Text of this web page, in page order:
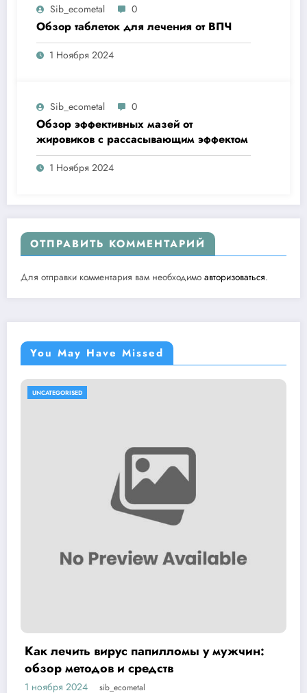
Sib_ecometal 0
Обзор таблеток для лечения от ВПЧ
1 Ноября 2024
Sib_ecometal 0
Обзор эффективных мазей от
жировиков с рассасывающим эффектом
1 Ноября 2024
ОТПРАВИТЬ КОММЕНТАРИЙ
Для отправки комментария вам необходимо авторизоваться.
You May Have Missed
мужчин:
Методы эффективного лечения
папиллом: аппаратные,
способы, медикаменты
1 ноября 2024